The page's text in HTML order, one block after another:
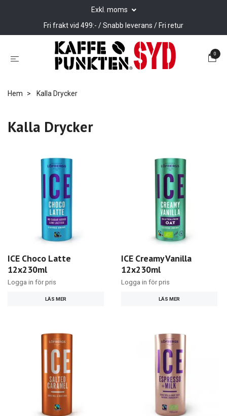
Exkl. moms
Fri frakt vid 499:- / Snabb leverans / Fri retur
0
Hem Kalla Drycker
Kalla Drycker
ICE Choco Latte
12x230ml
Logga in för pris
LÄS MER
ICE Creamy Vanilla
12x230ml
Logga in för pris
LÄS MER